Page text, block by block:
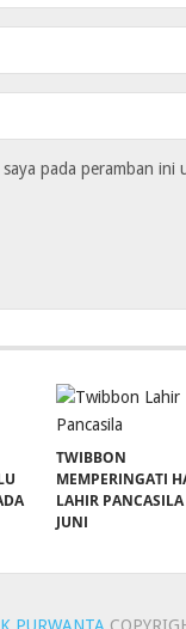
pada peramban ini
TWIBBON
MEMPERINGATI
LAHIR
JUNI